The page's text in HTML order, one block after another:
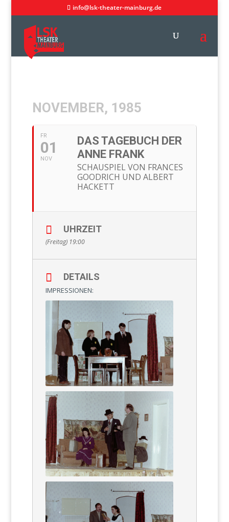
info@lsk-theater-mainburg.de
NOVEMBER, 1985
FR
01
NOV
DAS TAGEBUCH DER
ANNE FRANK
SCHAUSPIEL VON FRANCES
GOODRICH UND ALBERT
HACKETT
UHRZEIT
(Freitag) 19:00
DETAILS
IMPRESSIONEN: